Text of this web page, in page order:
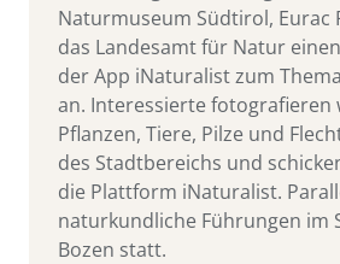
Naturmuseum Südtirol, Eurac
das Landesamt für Natur einen
der App iNaturalist zum
an. Interessierte fotografieren
Pflanzen, Tiere, Pilze und
des Stadtbereichs und
die Plattform iNaturalist.
naturkundliche Führungen im
Bozen statt.